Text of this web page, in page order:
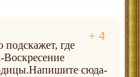
где
сюда-